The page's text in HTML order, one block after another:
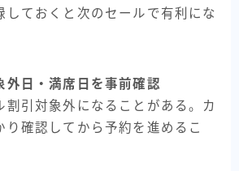
しておくと次のセールで有利にな
日・満席日を事前確認
割引対象外になることがある。カ
り確認してから予約を進めるこ